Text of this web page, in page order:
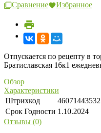
Сравнение Избранное
Отпускается по рецепту в
Братиславская 16к1
Обзор
Характеристики
Штрихкод
Срок Годности 1.10.2024
Отзывы (0)